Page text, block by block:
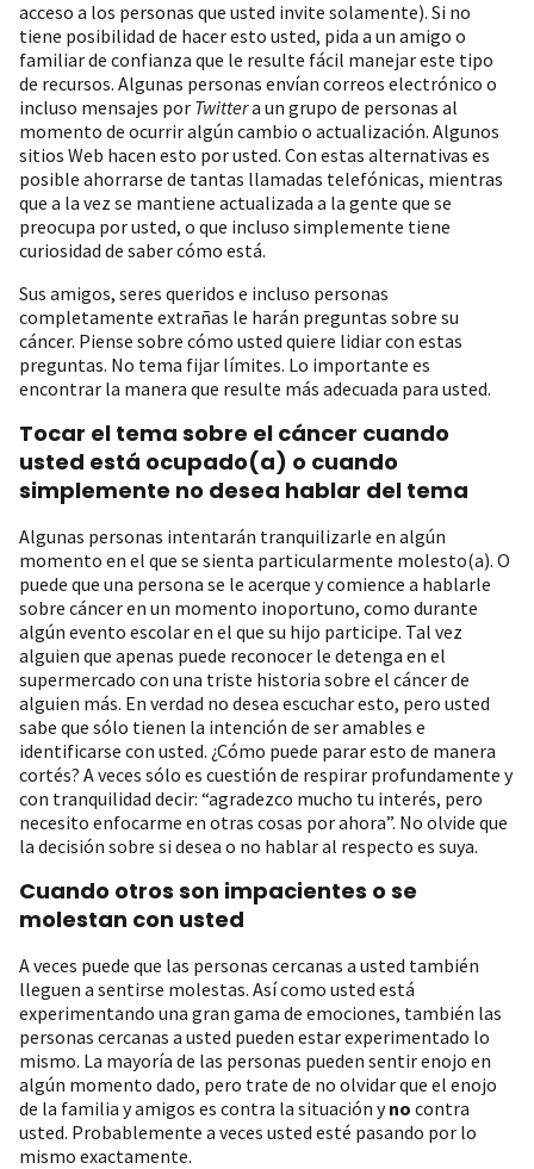
acceso a los personas que usted invite solamente). Si no
tiene posibilidad de hacer esto usted, pida a un amigo o
familiar de confianza que le resulte fácil manejar este tipo
de recursos. Algunas personas envían correos electrónico o
incluso mensajes por Twittera un grupo de personas al
momento de ocurrir algún cambio o actualización. Algunos
sitios Web hacen esto por usted. Con estas alternativas es
posible ahorrarse de tantas llamadas telefónicas, mientras
que a la vez se mantiene actualizada a la gente que se
preocupa por usted, o que incluso simplemente tiene
curiosidad de saber cómo está.
Sus amigos, seres queridos e incluso personas
completamente extrañas le harán preguntas sobre su
cáncer. Piense sobre cómo usted quiere lidiar con estas
preguntas. No tema fijar límites. Lo importante es
encontrar la manera que resulte más adecuada para usted.
Tocar el tema sobre el cáncer cuando
usted está ocupado(a) o cuando
simplemente no desea hablar del tema
Algunas personas intentarán tranquilizarle en algún
momento en el que se sienta particularmente molesto(a). O
puede que una persona se le acerque y comience a hablarle
sobre cáncer en un momento inoportuno, como durante
algún evento escolar en el que su hijo participe. Tal vez
alguien que apenas puede reconocer le detenga en el
supermercado con una triste historia sobre el cáncer de
alguien más. En verdad no desea escuchar esto, pero usted
sabe que sólo tienen la intención de ser amables e
identificarse con usted. ¿Cómo puede parar esto de manera
cortés? A veces sólo es cuestión de respirar profundamente y
con tranquilidad decir: “agradezco mucho tu interés, pero
necesito enfocarme en otras cosas por ahora”. No olvide que
la decisión sobre si desea o no hablar al respecto es suya.
Cuando otros son impacientes o se
molestan con usted
A veces puede que las personas cercanas a usted también
lleguen a sentirse molestas. Así como usted está
experimentando una gran gama de emociones, también las
personas cercanas a usted pueden estar experimentado lo
mismo. La mayoría de las personas pueden sentir enojo en
algún momento dado, pero trate de no olvidar que el enojo
de la familia y amigos es contra la situación yno contra
usted. Probablemente a veces usted esté pasando por lo
mismo exactamente.